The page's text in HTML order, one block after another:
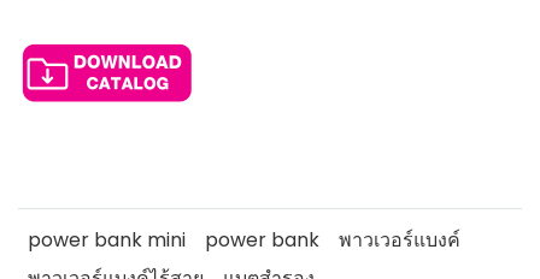
power bank mini power bank
พาวเวอร์แบงค์